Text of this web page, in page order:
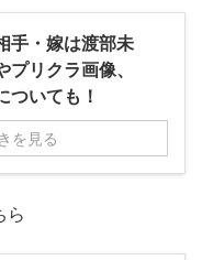
手・嫁は渡部未
リクラ画像、
ついても！
を見る
ら